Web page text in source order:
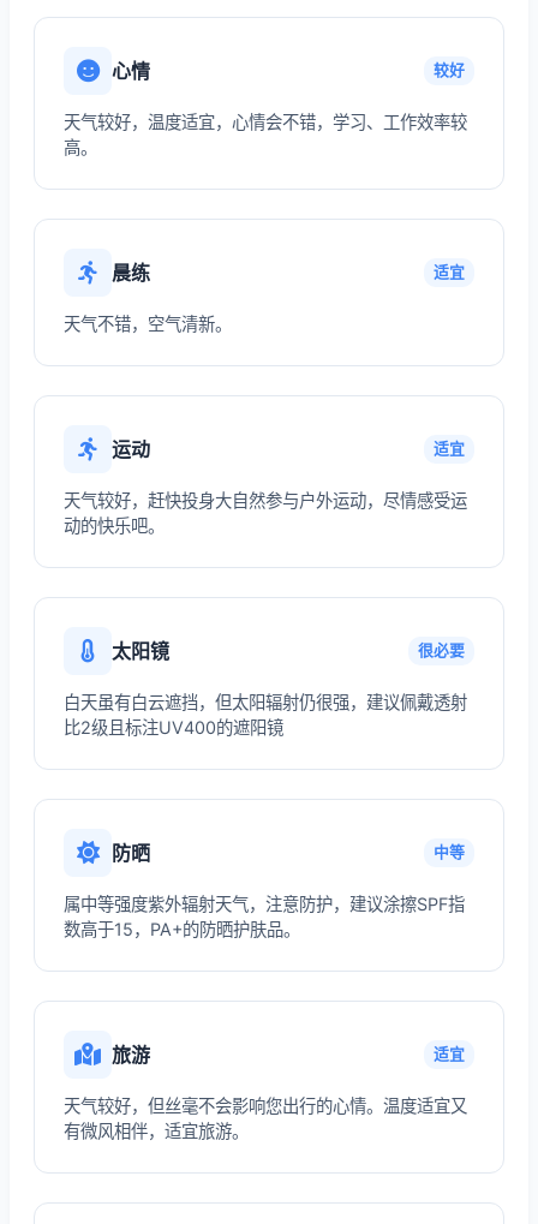
心情 较好
天气较好，温度适宜，心情会不错，学习、工作效率较
高。
晨练 适宜
天气不错，空气清新。
运动 适宜
天气较好，赶快投身大自然参与户外运动，尽情感受运
动的快乐吧。
太阳镜 很必要
白天虽有白云遮挡，但太阳辐射仍很强，建议佩戴透射
比2级且标注UV400的遮阳镜
防晒 中等
属中等强度紫外辐射天气，注意防护，建议涂擦SPF指
数高于15，PA+的防晒护肤品。
旅游 适宜
天气较好，但丝毫不会影响您出行的心情。温度适宜又
有微风相伴，适宜旅游。